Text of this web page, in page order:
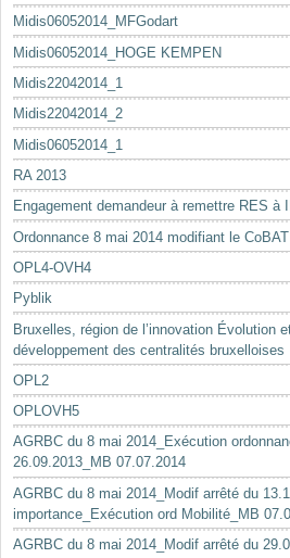
Midis06052014_MFGodart
Midis06052014_HOGE KEMPEN
Midis22042014_1
Midis22042014_2
Midis06052014_1
RA 2013
Engagement demandeur à remettre RES à
Ordonnance 8 mai 2014 modifiant le CoBAT
OPL4-OVH4
Pyblik
Bruxelles, région de l’innovation Évolution
développement des centralités bruxelloises
OPL2
OPLOVH5
AGRBC du 8 mai 2014_Exécution
26.09.2013_MB 07.07.2014
AGRBC du 8 mai 2014_Modif arrêté du
importance_Exécution ord Mobilité_MB
AGRBC du 8 mai 2014_Modif arrêté du